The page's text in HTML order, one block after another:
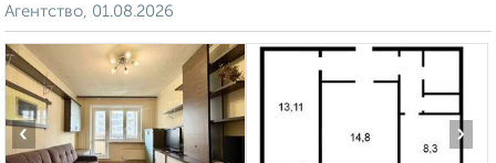
Агентство, 01.08.2026
‹ ›